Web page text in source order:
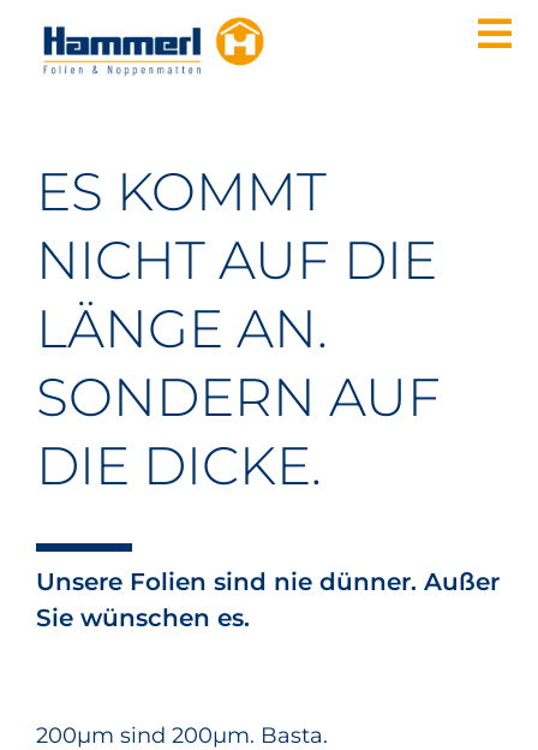
Inhalt
springen
QUALITÄT & UMWELT
UNTERNEHMEN
DE
EN
ES KOMMT
NICHT AUF DIE
LÄNGE AN.
SONDERN AUF
DIE DICKE.
Unsere Folien sind nie dünner. Außer
Sie wünschen es.
200µm sind 200µm. Basta.